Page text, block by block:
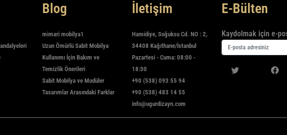
Blog
mimari mobilya1
Uzun Ömürlü Sabit Mobilya
Kullanımı İçin Bakım ve
Temizlik Önerileri
Sabit Mobilya ve Modüler
Tasarımlar Arasındaki Farklar
İletişim
Hamidiye, Soğuksu Cd. NO : 2,
34408 Kağıthane/İstanbul
Pazartesi - Cuma: 08:00 -
18:30
+90 (538) 093 55 94
+90 (538) 483 14 55
info@ugurdizayn.com
E-Bülten
Kaydolmak için e-